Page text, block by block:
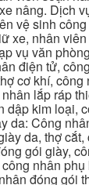
nâng. Dịch
vệ sinh
xe, nhân
vụ văn
điện tử,
cơ khí, công
lắp ráp
dập kim loại,
da: Công
da, thợ
gói giày,
nhân
đóng gói